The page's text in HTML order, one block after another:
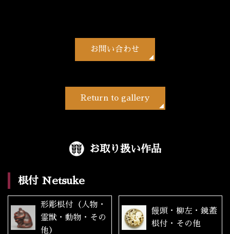
お問い合わせ
Return to gallery
お取り扱い作品
根付 Netsuke
形彫根付（人物・
霊獣・動物・その
他）
饅頭・柳左・鏡蓋
根付・その他